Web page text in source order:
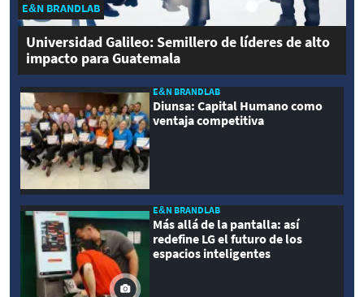
E&N BRANDLAB
Universidad Galileo: Semillero de líderes de alto
impacto para Guatemala
E&N BRANDLAB
Diunsa: Capital Humano como
ventaja competitiva
E&N BRANDLAB
Más allá de la pantalla: así
redefine LG el futuro de los
espacios inteligentes